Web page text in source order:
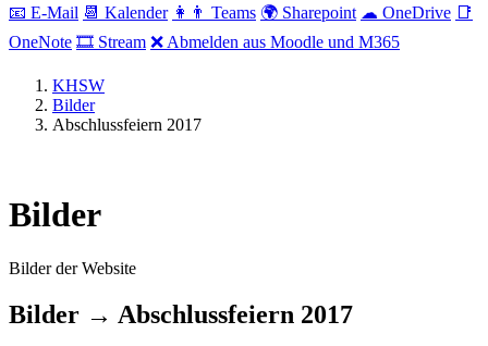
📧 E-Mail 📆 Kalender 👩👨 Teams 🌍 Sharepoint ☁ OneDrive 📑
OneNote 🎞 Stream ❌ Abmelden aus Moodle und M365
KHSW
Bilder
Abschlussfeiern 2017
Bilder
Bilder der Website
Bilder → Abschlussfeiern 2017